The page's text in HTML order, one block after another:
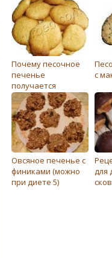
Почему песочное
печенье
получается
твердым
с
Овсяное печенье с
финиками (можно
при диете 5)
для